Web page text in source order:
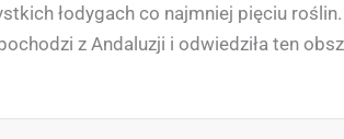
łodygach co najmniej pięciu
z Andaluzji i odwiedziła ten